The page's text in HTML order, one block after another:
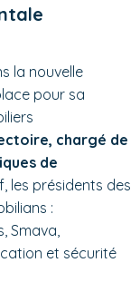
la nouvelle
pour sa
chargé de
de
les présidents des
:
Smava,
et sécurité